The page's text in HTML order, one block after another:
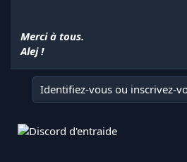
Merci à tous.
Alej !
Identifiez-vous ou inscrivez-